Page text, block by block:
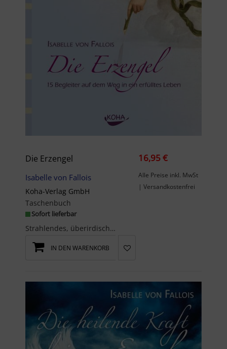
Die Erzengel
Isabelle von Fallois
Koha-Verlag GmbH
Taschenbuch
Sofort lieferbar
Strahlendes, überirdisches Licht in durchscheinenden Farben, machtvolle und zugleich zarte Energi...
16,95 €
Alle Preise inkl. MwSt
| Versandkostenfrei
IN DEN WARENKORB